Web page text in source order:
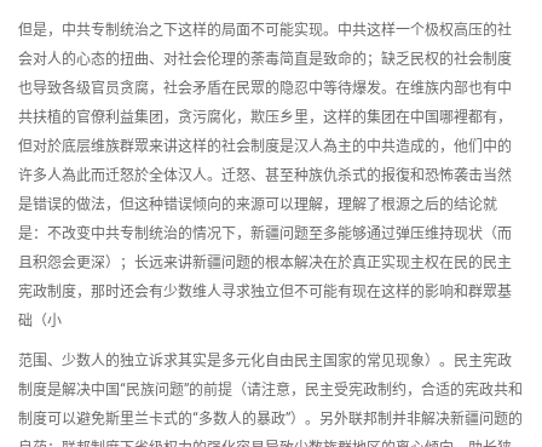
但是，中共专制统治之下这样的局面不可能实现。中共这样一个极权高压的社
会对人的心态的扭曲、对社会伦理的荼毒简直是致命的；缺乏民权的社会制度
也导致各级官员贪腐，社会矛盾在民眾的隐忍中等待爆发。在维族内部也有中
共扶植的官僚利益集团，贪污腐化，欺压乡里，这样的集团在中国哪裡都有，
但对於底层维族群眾来讲这样的社会制度是汉人為主的中共造成的，他们中的
许多人為此而迁怒於全体汉人。迁怒、甚至种族仇杀式的报復和恐怖袭击当然
是错误的做法，但这种错误倾向的来源可以理解，理解了根源之后的结论就
是：不改变中共专制统治的情况下，新疆问题至多能够通过弹压维持现状（而
且积怨会更深）；长远来讲新疆问题的根本解决在於真正实现主权在民的民主
宪政制度，那时还会有少数维人寻求独立但不可能有现在这样的影响和群眾基
础（小
范围、少数人的独立诉求其实是多元化自由民主国家的常见现象）。民主宪政
制度是解决中国“民族问题”的前提（请注意，民主受宪政制约，合适的宪政共和
制度可以避免斯里兰卡式的“多数人的暴政”）。另外联邦制并非解决新疆问题的